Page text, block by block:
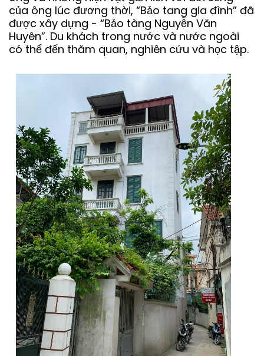
của ông lúc đương thời, “Bảo tang gia đình” đã
được xây dựng - “Bảo tàng Nguyễn Văn
Huyên”. Du khách trong nước và nước ngoài
có thể đến thăm quan, nghiên cứu và học tập.